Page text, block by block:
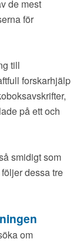
de mest
för
till
forskarhjälp
på ett och
smidigt som
dessa tre
om